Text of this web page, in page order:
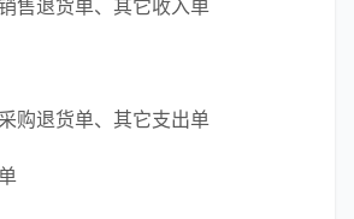
售退货单、其它收入单
购退货单、其它支出单